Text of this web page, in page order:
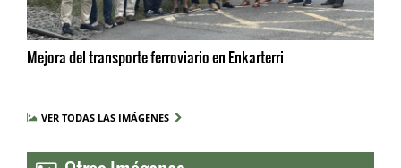
Mejora del transporte ferroviario en Enkarterri
VER TODAS LAS IMÁGENES